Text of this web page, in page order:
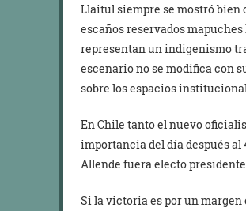
Llaitul siempre se mostró bien
escaños reservados
representan un indigenismo
escenario no se modifica con
sobre los espacios
En Chile tanto el nuevo
importancia del día despuésal
Allende fuera electo presidente
Si la victoria es por un